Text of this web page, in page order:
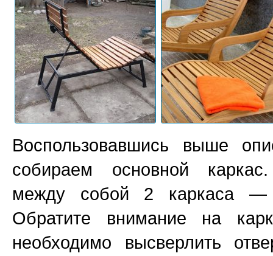
Воспользовавшись выше
собираем основной
между собой 2 каркаса —
Обратите внимание на
необходимо высверлить